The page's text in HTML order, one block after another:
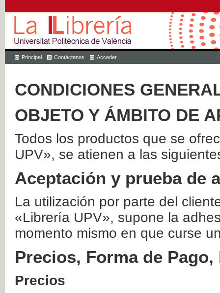
Principal Contáctenos Acceder
CONDICIONES
OBJETO Y ÁMBITO DE
Todos los productos que se
UPV», se atienen a las
Aceptación y prueba de
La utilización por parte del
«Librería UPV», supone la
momento mismo en que curse
Precios, Forma de
Precios